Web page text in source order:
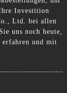
Investition
Ltd. bei allen
uns noch heute,
erfahren und mit